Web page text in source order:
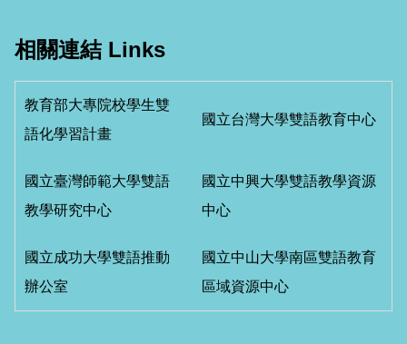
相關連結 Links
教育部大專院校學生雙
語化學習計畫
國立台灣大學雙語教育中心
國立臺灣師範大學雙語
教學研究中心
國立中興大學雙語教學資源
中心
國立成功大學雙語推動
辦公室
國立中山大學南區雙語教育
區域資源中心